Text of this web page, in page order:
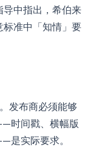
中指出，希伯来
准中「知情」要
发布商必须能够
时间戳、横幅版
是实际要求。